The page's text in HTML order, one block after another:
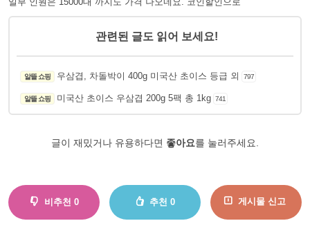
관련된 글도 읽어 보세요!
알뜰 쇼핑 우삼겹, 차돌박이 400g 미국산 초이스 등급 외 797
알뜰 쇼핑 미국산 초이스 우삼겹 200g 5팩 총 1kg 741
글이 재밌거나 유용하다면 좋아요를 눌러주세요.
비추천 0 추천 0 게시물 신고